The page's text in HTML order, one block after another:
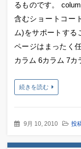
るものです。
含むショートコー
ム)をサポートする
ページはまったく
カラム 6カラム 7カ
続きを読む
9月 10, 2010 投